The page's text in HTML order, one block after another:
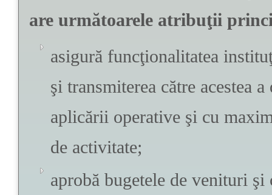
are următoarele atribuţii
asigură funcţionalitatea
şi transmiterea către acestea
aplicării operative şi cu
de activitate;
aprobă bugetele de venituri